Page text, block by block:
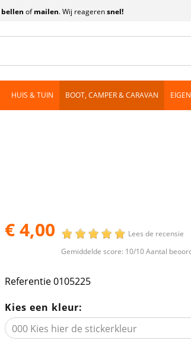
bellen ofmailen. Wij reagerensnel!
HUIS & TUIN BOOT, CAMPER & CARAVAN
€ 4,00
Lees de recensie
Gemiddelde score: 10/10 Aantal
Referentie0105225
Kies een kleur: